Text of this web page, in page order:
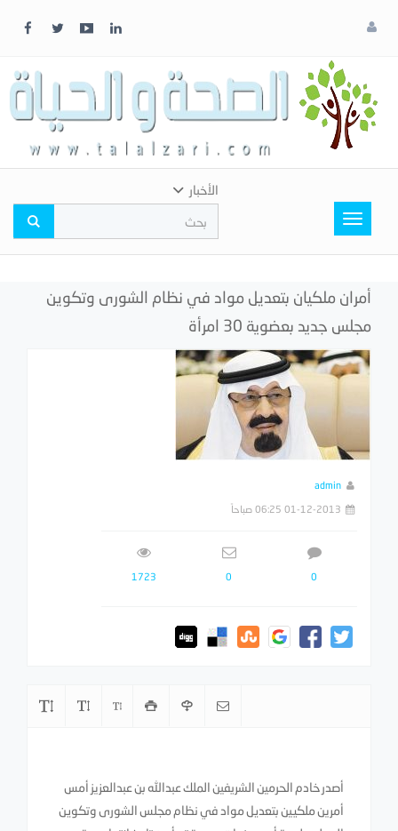
لونك
المفضل
Toggle
navigation
الأخبار
أمران ملكيان بتعديل مواد في نظام الشورى وتكوين
مجلس جديد بعضوية 30 امرأة
admin
01-12-2013 06:25 صباحاً
0
0
1723
أصدر خادم الحرمين الشريفين الملك عبدالله بن عبدالعزيز أمس
أمرين ملكيين بتعديل مواد في نظام مجلس الشورى وتكوين